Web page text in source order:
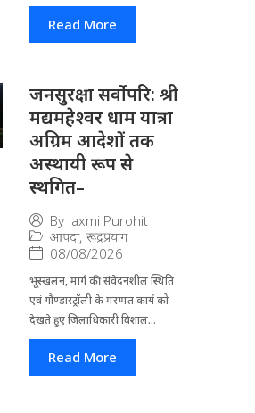
Read More
जनसुरक्षा सर्वोपरि: श्री
मद्यमहेश्वर धाम यात्रा
अग्रिम आदेशों तक
अस्थायी रूप से
स्थगित–
By laxmi Purohit
आपदा, रूद्रप्रयाग
08/08/2026
भूस्खलन, मार्ग की संवेदनशील स्थिति
एवं गौण्डारट्रॉली के मरम्मत कार्य को
देखते हुए जिलाधिकारी विशाल...
Read More